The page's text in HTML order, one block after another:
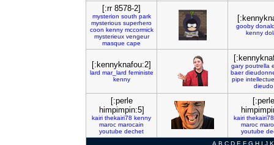
[:rr 8578-2]
mysterion south park
mysterious superhero
coon kenny mccormick
mysterieux vengeur
masque cape
gooby
kenny
[:kennyknafou:2]
lard mar_lard feministe
kenny
gary poutrella
baer
pipe
dieudo
[:perle
himpimpin:5]
kairi thekairi78 kenny
maroc marocain
youtube dechet
[:perle
kairi thekairi78
maroc
youtube
A B C D E F G H I J K